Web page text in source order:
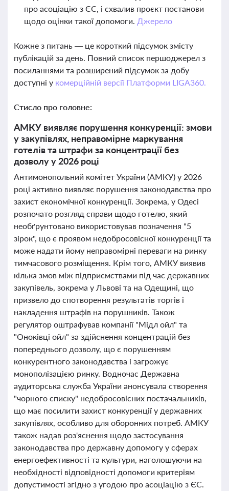
про асоціацію з ЄС, і схвалив проєкт постанови
щодо оцінки такої допомоги. Джерело
Кожне з питань — це короткий підсумок змісту
публікацій за день. Повний список першоджерел з
посиланнями та розширений підсумок за добу
доступні у комерційній версії Платформи LIGA360.
Стисло про головне:
АМКУ виявляє порушення конкуренції: змови
у закупівлях, неправомірне маркування
готелів та штрафи за концентрації без
дозволу у 2026 році
Антимонопольний комітет України (АМКУ) у 2026
році активно виявляє порушення законодавства про
захист економічної конкуренції. Зокрема, у Одесі
розпочато розгляд справи щодо готелю, який
необґрунтовано використовував позначення "5
зірок", що є проявом недобросовісної конкуренції та
може надати йому неправомірні переваги на ринку
тимчасового розміщення. Крім того, АМКУ виявив
кілька змов між підприємствами під час державних
закупівель, зокрема у Львові та на Одещині, що
призвело до спотворення результатів торгів і
накладення штрафів на порушників. Також
регулятор оштрафував компанії "Мідл ойл" та
"Оноківці ойл" за здійснення концентрацій без
попереднього дозволу, що є порушенням
конкурентного законодавства і загрожує
монополізацією ринку. Водночас Державна
аудиторська служба України анонсувала створення
"чорного списку" недобросовісних постачальників,
що має посилити захист конкуренції у державних
закупівлях, особливо для оборонних потреб. АМКУ
також надав роз'яснення щодо застосування
законодавства про державну допомогу у сферах
енергоефективності та культури, наголошуючи на
необхідності відповідності допомоги критеріям
допустимості згідно з угодою про асоціацію з ЄС.